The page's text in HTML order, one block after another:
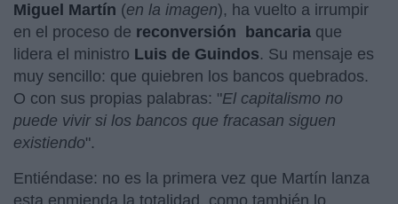
Miguel Martín (en la imagen), ha vuelto a irrumpir
en el proceso de reconversión bancaria que
lidera el ministro Luis de Guindos. Su mensaje es
muy sencillo: que quiebren los bancos quebrados.
O con sus propias palabras: "El capitalismo no
puede vivir si los bancos que fracasan siguen
existiendo".
Entiéndase: no es la primera vez que Martín lanza
esta enmienda la totalidad, como también lo